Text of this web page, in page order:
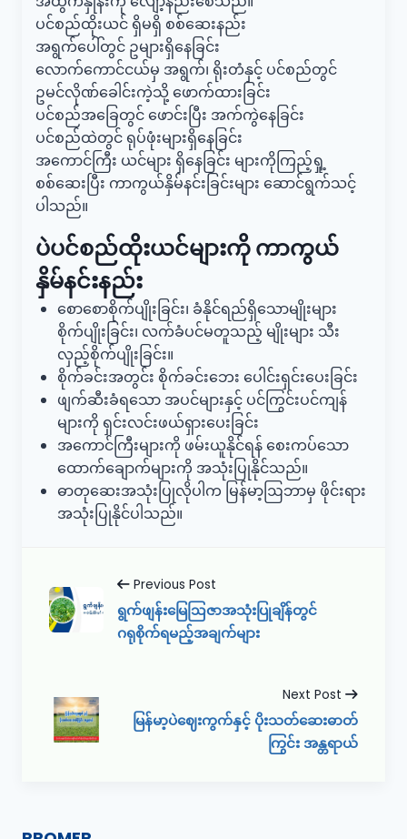
ပင်စည်ထိုးယင် ရှိမရှိ စစ်ဆေးနည်း
အရွက်ပေါ်တွင် ဥများရှိနေခြင်း
လောက်ကောင်ငယ်မှ အရွက်၊ ရိုးတံနှင့် ပင်စည်တွင်
ဥမင်လိုဏ်ခေါင်းကဲ့သို့ ဖောက်ထားခြင်း
ပင်စည်အခြေတွင် ဖောင်းပြီး အက်ကွဲနေခြင်း
ပင်စည်ထဲတွင် ရုပ်ဖုံးများရှိနေခြင်း
အကောင်ကြီး ယင်များ ရှိနေခြင်း များကိုကြည့်ရှု့
စစ်ဆေးပြီး ကာကွယ်နှိမ်နင်းခြင်းများ ဆောင်ရွက်သင့်
ပါသည်။
ပဲပင်စည်ထိုးယင်များကိုကာကွယ်
နှိမ်နင်းနည်း
စောစောစိုက်ပျိုးခြင်း၊ ခံနိုင်ရည်ရှိသောမျိုးများ
စိုက်ပျိုးခြင်း၊ လက်ခံပင်မတူသည့် မျိုးများ သီး
လှည့်စိုက်ပျိုးခြင်း။
စိုက်ခင်းအတွင်း စိုက်ခင်းဘေး ပေါင်းရှင်းပေးခြင်း
ဖျက်ဆီးခံရသော အပင်များနှင့် ပင်ကြွင်းပင်ကျန်
များကို ရှင်းလင်းဖယ်ရှားပေးခြင်း
အကောင်ကြီးများကို ဖမ်းယူနိုင်ရန် စေးကပ်သော
ထောက်ချောက်များကို အသုံးပြုနိုင်သည်။
ဓာတုဆေးအသုံးပြုလိုပါက မြန်မာ့ဩဘာမှ ဖိုင်းရား
အသုံးပြုနိုင်ပါသည်။
Previous Post
ရွက်ဖျန်းမြေဩဇာအသုံးပြုချိန်တွင်
ဂရုစိုက်ရမည့်အချက်များ
Next Post
မြန်မာ့ပဲဈေးကွက်နှင့် ပိုးသတ်ဆေးဓာတ်
ကြွင်း အန္တရာယ်